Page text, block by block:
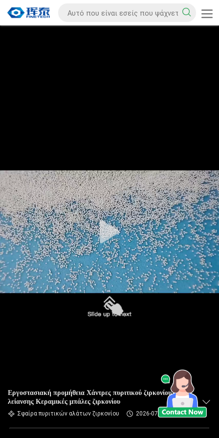
Εργοστασιακή προμήθεια Χάντρες πυριτικού ζιρκονίου μέσα
λείανσης Κεραμικές μπάλες ζιρκονίου
Σφαίρα πυριτικών αλάτων ζιρκονίου 2026-07-02